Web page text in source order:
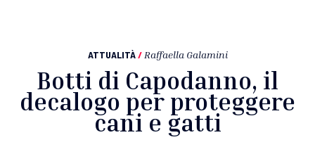
ATTUALITÀ / Raffaella Galamini
Botti di Capodanno, il
decalogo per proteggere
cani e gatti